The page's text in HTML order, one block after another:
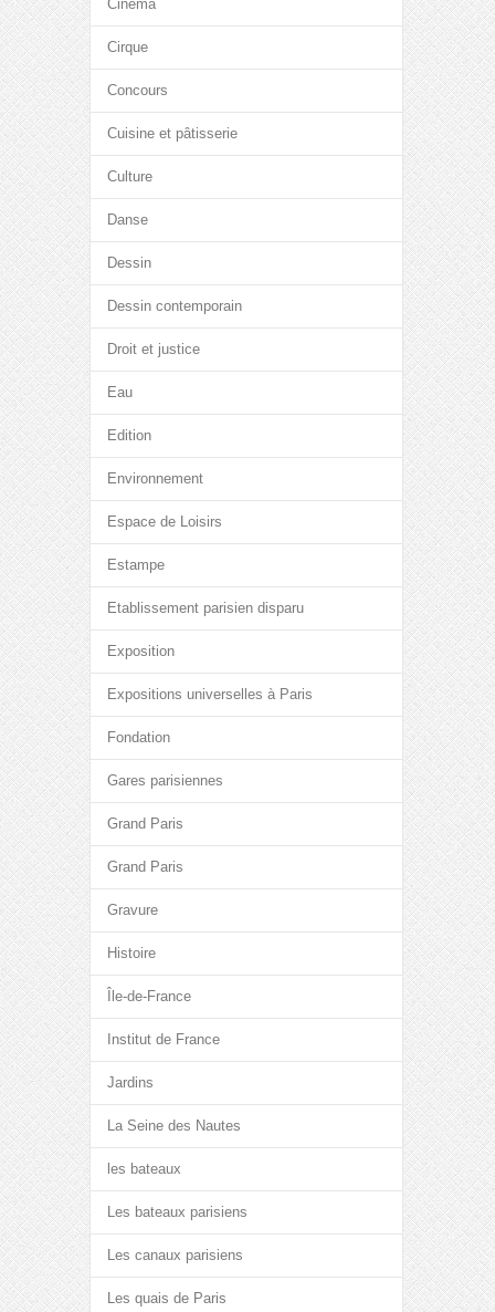
Cinéma
Cirque
Concours
Cuisine et pâtisserie
Culture
Danse
Dessin
Dessin contemporain
Droit et justice
Eau
Edition
Environnement
Espace de Loisirs
Estampe
Etablissement parisien disparu
Exposition
Expositions universelles à Paris
Fondation
Gares parisiennes
Grand Paris
Grand Paris
Gravure
Histoire
Île-de-France
Institut de France
Jardins
La Seine des Nautes
les bateaux
Les bateaux parisiens
Les canaux parisiens
Les quais de Paris